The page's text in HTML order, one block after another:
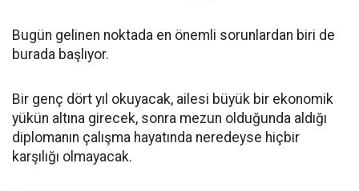
Bugün gelinen noktada en önemli sorunlardan biri de
burada başlıyor.
Bir genç dört yıl okuyacak, ailesi büyük bir ekonomik
yükün altına girecek, sonra mezun olduğunda aldığı
diplomanın çalışma hayatında neredeyse hiçbir
karşılığı olmayacak.